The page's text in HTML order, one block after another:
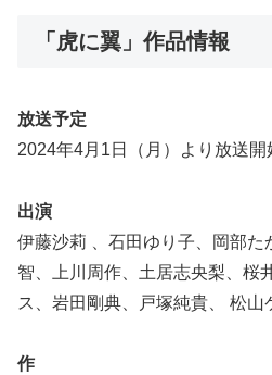
「虎に翼」作品情報
放送予定
2024年4月1日（月）より放送開
出演
伊藤沙莉 、石田ゆり子、岡部た
智、上川周作、土居志央梨、桜
ス、岩田剛典、戸塚純貴、 松
作